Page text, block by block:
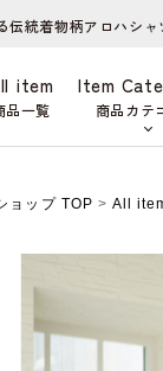
伝統着物柄アロハシャ
item
品一覧
Item
商品カテ
ョップ TOP > All